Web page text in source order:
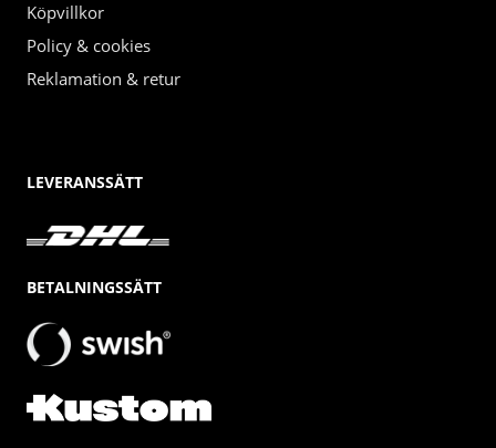
Köpvillkor
Policy & cookies
Reklamation & retur
LEVERANSSÄTT
BETALNINGSSÄTT